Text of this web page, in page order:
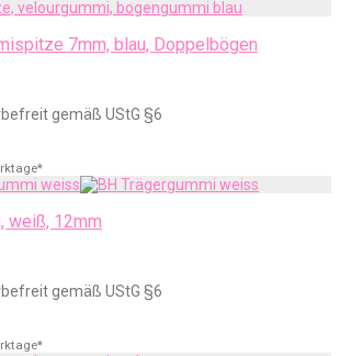
7mm, blau, Doppelbögen
gemäß UStG §6
weiß, 12mm
gemäß UStG §6